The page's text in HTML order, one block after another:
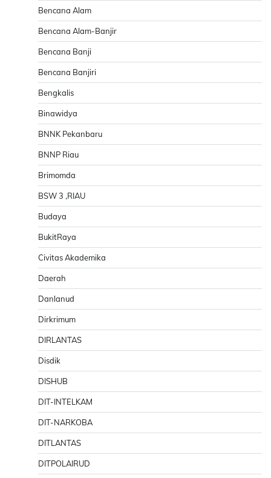
Bencana Alam
Bencana Alam-Banjir
Bencana Banji
Bencana Banjiri
Bengkalis
Binawidya
BNNK Pekanbaru
BNNP Riau
Brimomda
BSW 3 ,RIAU
Budaya
BukitRaya
Civitas Akademika
Daerah
Danlanud
Dirkrimum
DIRLANTAS
Disdik
DISHUB
DIT-INTELKAM
DIT-NARKOBA
DITLANTAS
DITPOLAIRUD